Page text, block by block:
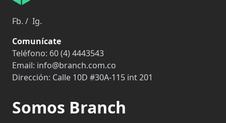
Fb. / Ig.
Comunícate
Teléfono: 60 (4) 4443543
Email: info@branch.com.co
Dirección: Calle 10D #30A-115 int 201
Somos Branch